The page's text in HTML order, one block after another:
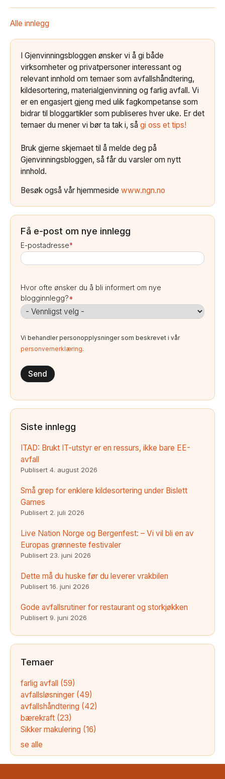
Alle innlegg
I Gjenvinningsbloggen ønsker vi å gi både
virksomheter og privatpersoner interessant og
relevant innhold om temaer som avfallshåndtering,
kildesortering, materialgjenvinning og farlig avfall. Vi
er en engasjert gjeng med ulik fagkompetanse som
bidrar til bloggartikler som publiseres hver uke. Er det
temaer du mener vi bør ta tak i, så gi oss et tips!
Bruk gjerne skjemaet til å melde deg på
Gjenvinningsbloggen, så får du varsler om nytt
innhold.
Besøk også vår hjemmeside www.ngn.no
Få e-post om nye innlegg
E-postadresse*
Hvor ofte ønsker du å bli informert om nye
blogginnlegg?*
Vi behandler personopplysninger som beskrevet i vår
personvernerklæring.
Siste innlegg
ITAD: Brukt IT-utstyr er en ressurs, ikke bare EE-
avfall
Publisert 4. august 2026
Små grep for enklere kildesortering under Bislett
Games
Publisert 2. juli 2026
Live Nation Norge og Bergenfest: – Vi vil bli en av
Europas grønneste festivaler
Publisert 23. juni 2026
Dette må du huske før du leverer vrakbilen
Publisert 16. juni 2026
Gode avfallsrutiner for restaurant og storkjøkken
Publisert 9. juni 2026
Temaer
farlig avfall (59)
avfallsløsninger (49)
avfallshåndtering (42)
bærekraft (23)
Sikker makulering (16)
se alle